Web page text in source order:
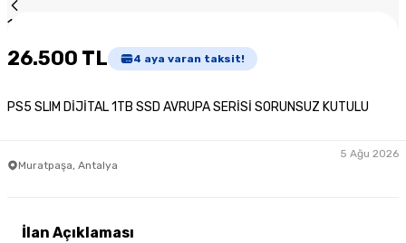
1
26.500 TL 4 aya varan taksit!
PS5 SLIM DİJİTAL 1TB SSD AVRUPA SERİSİ SORUNSUZ KUTULU
Muratpaşa, Antalya
5 Ağu 2026
İlan Açıklaması